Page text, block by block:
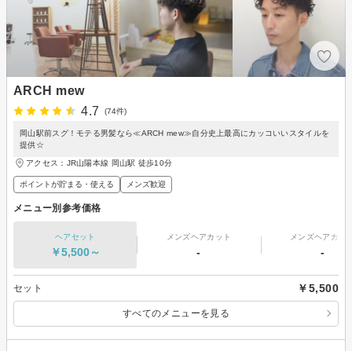
ARCH mew
4.7
(74件)
岡山駅前スグ！モテる男髪なら≪ARCH mew≫自分史上最高にカッコいいスタイルを
提供☆
アクセス：JR山陽本線 岡山駅 徒歩10分
ポイントが貯まる・使える メンズ歓迎
メニュー別参考価格
ヘアセット
￥5,500～
メンズヘアカット
-
メンズヘアカラ
-
セット ￥5,500
すべてのメニューを見る